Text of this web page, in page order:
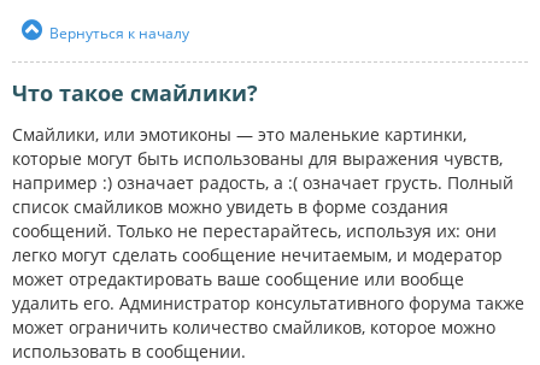
Вернуться к началу
Что такое смайлики?
Смайлики, или эмотиконы — это маленькие картинки,
которые могут быть использованы для выражения чувств,
например :) означает радость, а :( означает грусть. Полный
список смайликов можно увидеть в форме создания
сообщений. Только не перестарайтесь, используя их: они
легко могут сделать сообщение нечитаемым, и модератор
может отредактировать ваше сообщение или вообще
удалить его. Администратор консультативного форума также
может ограничить количество смайликов, которое можно
использовать в сообщении.